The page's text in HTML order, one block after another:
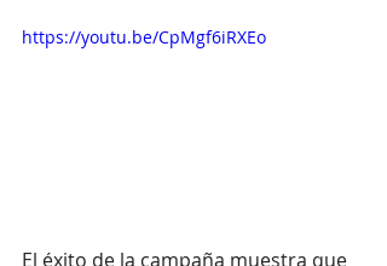
https://youtu.be/CpMgf6iRXEo
El éxito de la campaña muestra que